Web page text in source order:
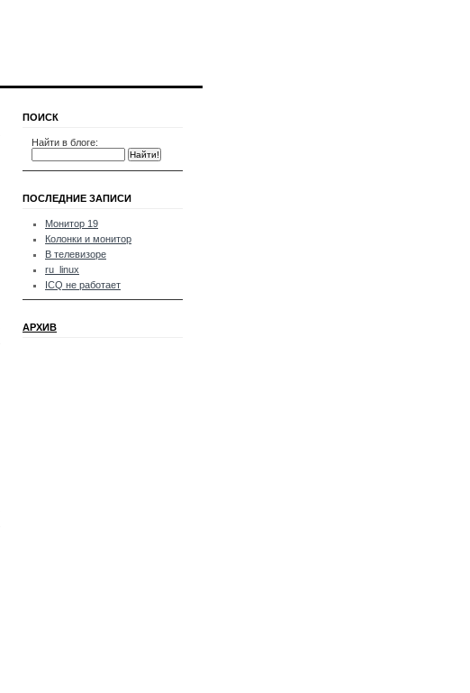
ПОИСК
Найти в блоге:
ПОСЛЕДНИЕ ЗАПИСИ
Монитор 19
Колонки и монитор
В телевизоре
ru_linux
ICQ не работает
АРХИВ